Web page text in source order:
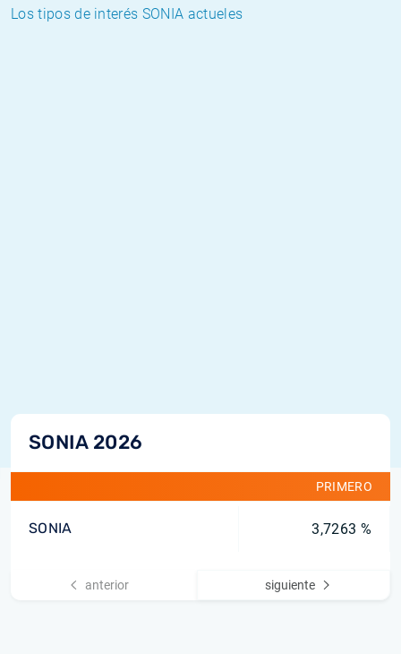
Los tipos de interés SONIA actueles
SONIA 2026
PRIMERO
SONIA 3,7263 %
anterior siguiente